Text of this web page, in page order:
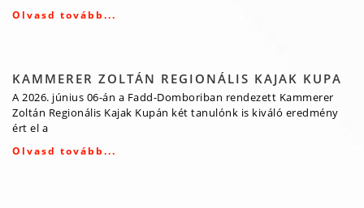
Olvasd tovább...
KAMMERER ZOLTÁN REGIONÁLIS KAJAK KUPA
A 2026. június 06-án a Fadd-Domboriban rendezett Kammerer
Zoltán Regionális Kajak Kupán két tanulónk is kiváló eredmény
ért el a
Olvasd tovább...